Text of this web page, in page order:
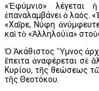
«Ἐφύμνιο» λέγεται
ἐπαναλαμβάνει ὁ λαός.
«Χαῖρε, Νύφη
καὶ τὸ «Ἀλληλούϊα»
Ὁ Ἀκάθιστος Ὕμνος
ἔπειτα ἀναφέρεται σὲ
Κυρίου, τῆς θεώσεως
τῆς Θεοτόκου.